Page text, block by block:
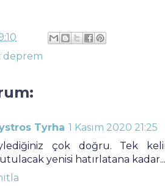
deprem
Tyrha 1 Kasım 2020 21:25
çok doğru. Tek
yenisi hatırlatana kadar...